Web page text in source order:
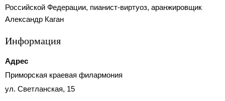
Российской Федерации, пианист-виртуоз, аранжировщик
Александр Каган
Информация
Адрес
Приморская краевая филармония
ул. Светланская, 15